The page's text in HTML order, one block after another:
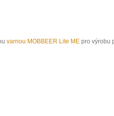
varnou MOBBEER Lite ME pro výrobu